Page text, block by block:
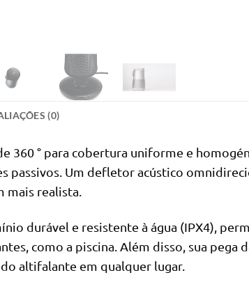
(0)
360 ° para cobertura uniforme e
passivos. Um defletor acústico
mais realista.
durável e resistente à água (IPX4),
como a piscina. Além disso, sua
altifalante em qualquer lugar.